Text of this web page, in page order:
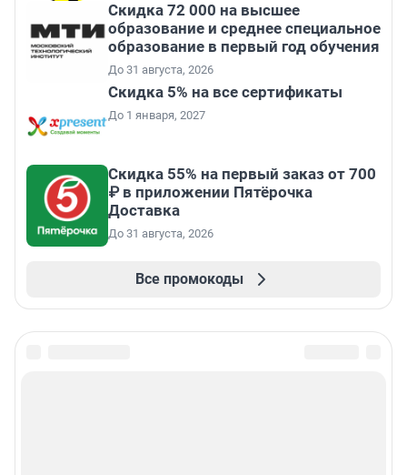
Скидка 72 000 на высшее
образование и среднее специальное
образование в первый год обучения
До 31 августа, 2026
Скидка 5% на все сертификаты
До 1 января, 2027
Скидка 55% на первый заказ от 700
₽ в приложении Пятёрочка
Доставка
До 31 августа, 2026
Все промокоды